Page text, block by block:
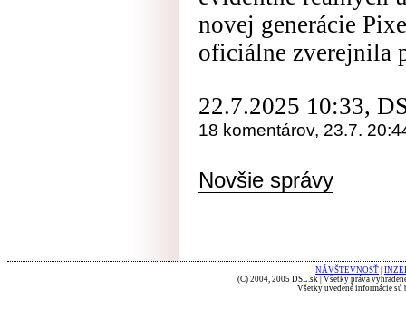
novej generácie
oficiálne zverejnila
22.7.2025 10:33,
18 komentárov, 23.7.
Novšie správy
NÁVŠTEVNOSŤ
(C) 2004, 2005 DSL.sk | Všetky práva
Všetky uvedené informácie sú